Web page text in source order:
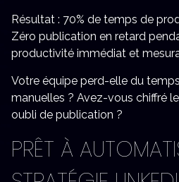
Résultat : 70% de temps de
Zéro publication en retard
productivité immédiat et
Votre équipe perd-elle du
manuelles ? Avez-vous chiffré
oubli de publication ?
PRÊT À